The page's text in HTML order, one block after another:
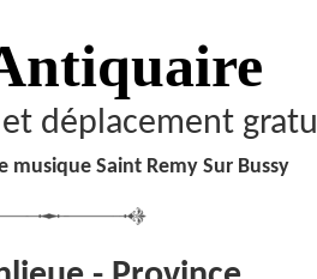
déplacement
Saint Remy Sur Bussy